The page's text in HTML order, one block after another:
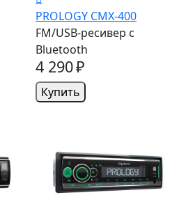
PROLOGY CMX-400
FM/USB-ресивер с
Bluetooth
4 290 ₽
Купить